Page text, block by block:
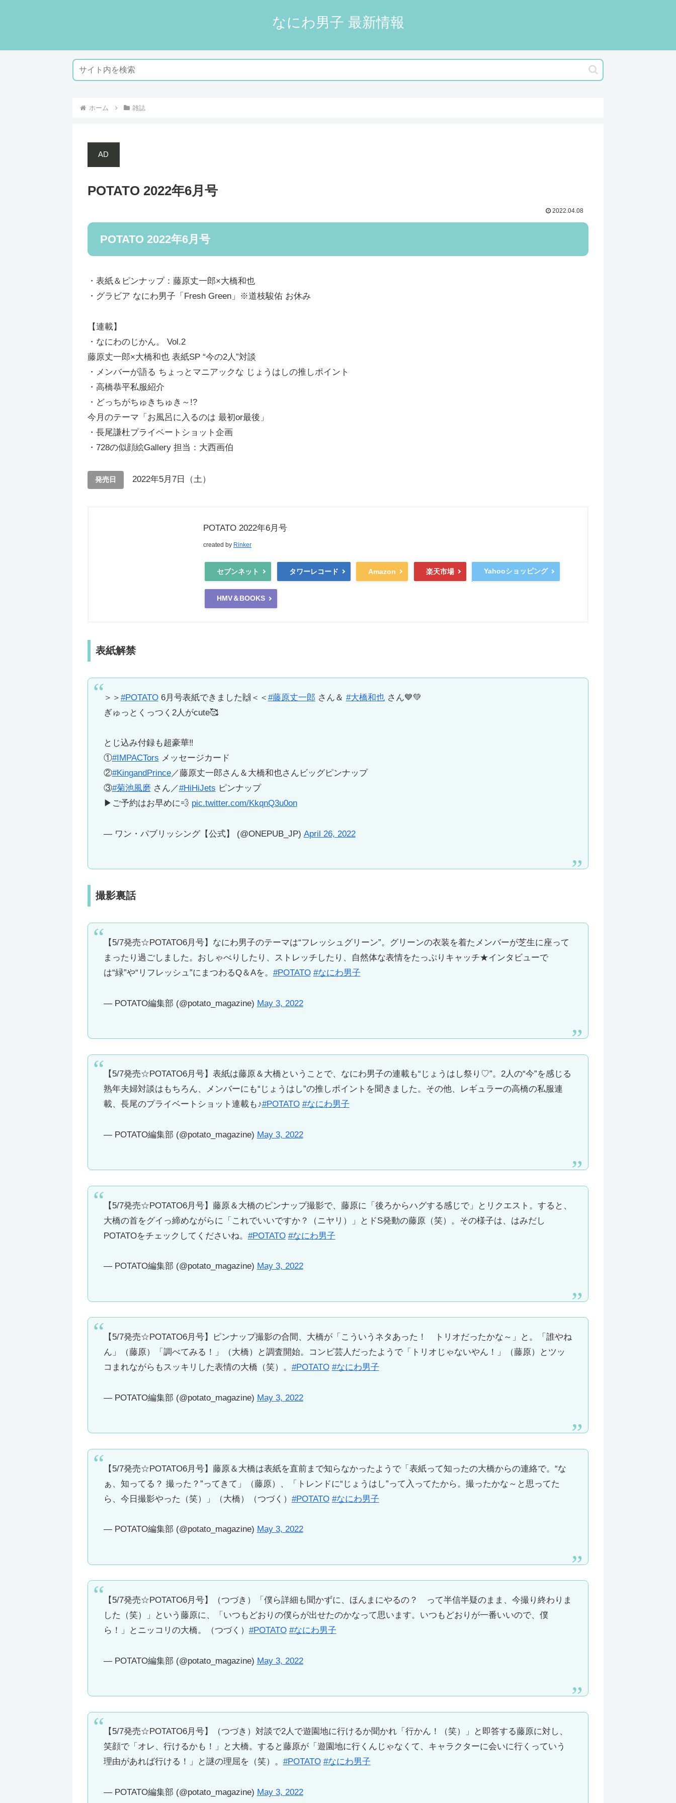
なにわ男子 最新情報
ホーム 雑誌
AD
POTATO 2022年6月号
2022.04.08
POTATO 2022年6月号
・表紙＆ピンナップ：藤原丈一郎×大橋和也
・グラビア なにわ男子「Fresh Green」※道枝駿佑 お休み
【連載】
・なにわのじかん。 Vol.2
藤原丈一郎×大橋和也 表紙SP “今の2人”対談
・メンバーが語る ちょっとマニアックな じょうはしの推しポイント
・高橋恭平私服紹介
・どっちがちゅきちゅき～!?
今月のテーマ「お風呂に入るのは 最初or最後」
・長尾謙杜プライベートショット企画
・728の似顔絵Gallery 担当：大西画伯
発売日 2022年5月7日（土）
POTATO 2022年6月号
created by Rinker
セブンネット タワーレコード Amazon 楽天市場 Yahooショッピング
HMV＆BOOKS
表紙解禁
＞＞ #POTATO6月号表紙できました🙌＜＜ #藤原丈一郎 さん＆ #大橋和也さん💙💚
ぎゅっとくっつく2人がcute🥰
とじ込み付録も超豪華‼️
①#IMPACTors メッセージカード
②#KingandPrince／藤原丈一郎さん＆大橋和也さんビッグピンナップ
③#菊池風磨 さん／#HiHiJets ピンナップ
▶ご予約はお早めに💨 pic.twitter.com/KkqnQ3u0on
— ワン・パブリッシング【公式】 (@ONEPUB_JP) April 26, 2022
撮影裏話
【5/7発売☆POTATO6月号】なにわ男子のテーマは“フレッシュグリーン”。グリーンの衣装を着たメンバーが芝生に座って
まったり過ごしました。おしゃべりしたり、ストレッチしたり、自然体な表情をたっぷりキャッチ★インタビューで
は“緑”や“リフレッシュ”にまつわるQ＆Aを。 #POTATO #なにわ男子
— POTATO編集部 (@potato_magazine) May 3, 2022
【5/7発売☆POTATO6月号】表紙は藤原＆大橋ということで、なにわ男子の連載も“じょうはし祭り♡”。2人の“今”を感じる
熟年夫婦対談はもちろん、メンバーにも“じょうはし”の推しポイントを聞きました。その他、レギュラーの高橋の私服連
載、長尾のプライベートショット連載も♪#POTATO #なにわ男子
— POTATO編集部 (@potato_magazine) May 3, 2022
【5/7発売☆POTATO6月号】藤原＆大橋のピンナップ撮影で、藤原に「後ろからハグする感じで」とリクエスト。すると、
大橋の首をグイっ締めながらに「これでいいですか？（ニヤリ）」とドS発動の藤原（笑）。その様子は、はみだし
POTATOをチェックしてくださいね。 #POTATO #なにわ男子
— POTATO編集部 (@potato_magazine) May 3, 2022
【5/7発売☆POTATO6月号】ピンナップ撮影の合間、大橋が「こういうネタあった！ トリオだったかな～」と。「誰やね
ん」（藤原）「調べてみる！」（大橋）と調査開始。コンビ芸人だったようで「トリオじゃないやん！」（藤原）とツッ
コまれながらもスッキリした表情の大橋（笑）。 #POTATO #なにわ男子
— POTATO編集部 (@potato_magazine) May 3, 2022
【5/7発売☆POTATO6月号】藤原＆大橋は表紙を直前まで知らなかったようで「表紙って知ったの大橋からの連絡で。“な
ぁ、知ってる？ 撮った？”ってきて」（藤原）、「トレンドに“じょうはし”って入ってたから。撮ったかな～と思ってた
ら、今日撮影やった（笑）」（大橋）（つづく） #POTATO #なにわ男子
— POTATO編集部 (@potato_magazine) May 3, 2022
【5/7発売☆POTATO6月号】（つづき）「僕ら詳細も聞かずに、ほんまにやるの？ って半信半疑のまま、今撮り終わりま
した（笑）」という藤原に、「いつもどおりの僕らが出せたのかなって思います。いつもどおりが一番いいので、僕
ら！」とニッコリの大橋。（つづく） #POTATO #なにわ男子
— POTATO編集部 (@potato_magazine) May 3, 2022
【5/7発売☆POTATO6月号】（つづき）対談で2人で遊園地に行けるか聞かれ「行かん！（笑）」と即答する藤原に対し、
笑顔で「オレ、行けるかも！」と大橋。すると藤原が「遊園地に行くんじゃなくて、キャラクターに会いに行くっていう
理由があれば行ける！」と謎の理屈を（笑）。 #POTATO #なにわ男子
— POTATO編集部 (@potato_magazine) May 3, 2022